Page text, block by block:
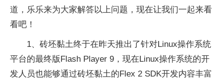
道，乐乐来为大家解答以上问题，现在让我们一起来看
看吧！
1、砖坯黏土终于在昨天推出了针对Linux操作系统
平台的最终版Flash Player 9，现在Linux操作系统的开
发人员也能够通过砖坯黏土的Flex 2 SDK开发内容丰富